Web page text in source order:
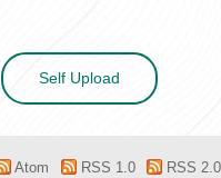
Self Upload
Atom RSS 1.0 RSS 2.0